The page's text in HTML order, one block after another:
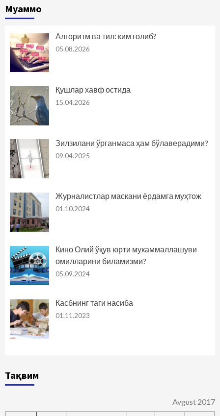
Муаммо
Алгоритм ва тил: ким ғолиб?
05.08.2026
Қушлар хавф остида
15.04.2026
Зилзилани ўрганмаса ҳам бўлаверадими?
09.04.2025
Журналистлар маскани ёрдамга муҳтож
01.10.2024
Кино Олий ўқув юрти мукаммаллашуви
омилларини биламизми?
05.09.2024
Касбнинг таги насиба
01.11.2023
Тақвим
Avgust 2017